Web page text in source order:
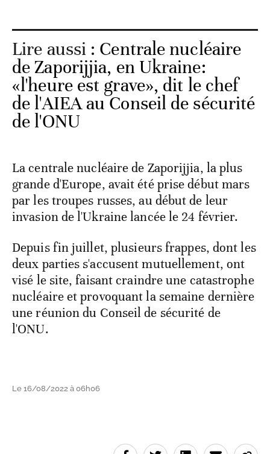
Lire aussi : Centrale nucléaire
de Zaporijjia, en Ukraine:
«l'heure est grave», dit le chef
de l'AIEA au Conseil de sécurité
de l'ONU
La centrale nucléaire de Zaporijjia, la plus
grande d'Europe, avait été prise début mars
par les troupes russes, au début de leur
invasion de l'Ukraine lancée le 24 février.
Depuis fin juillet, plusieurs frappes, dont les
deux parties s'accusent mutuellement, ont
visé le site, faisant craindre une catastrophe
nucléaire et provoquant la semaine dernière
une réunion du Conseil de sécurité de
l'ONU.
Le 16/08/2022 à 06h06